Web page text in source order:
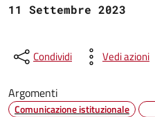
11 Settembre 2023
Condividi Vedi azioni
Argomenti
Comunicazione istituzionale